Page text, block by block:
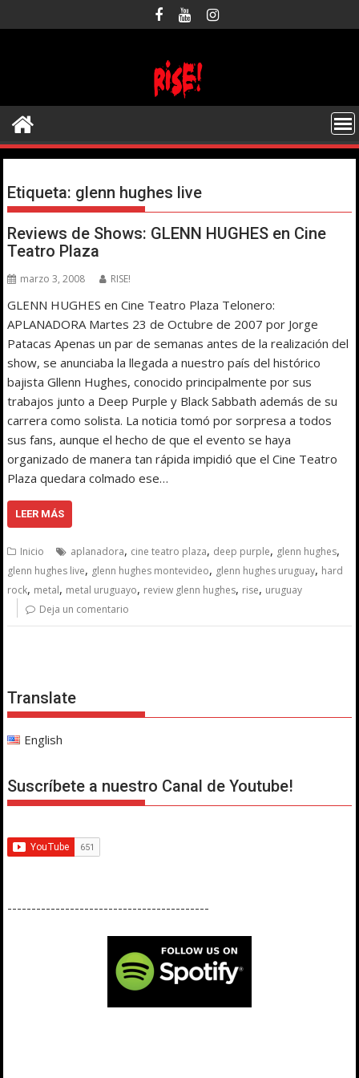
al
Etiqueta: glenn hughes live
Reviews de Shows: GLENN HUGHES en Cine
Teatro Plaza
marzo 3, 2008 RISE!
GLENN HUGHES en Cine Teatro Plaza Telonero:
APLANADORA Martes 23 de Octubre de 2007 por Jorge
Patacas Apenas un par de semanas antes de la realización del
show, se anunciaba la llegada a nuestro país del histórico
bajista Gllenn Hughes, conocido principalmente por sus
trabajos junto a Deep Purple y Black Sabbath además de su
carrera como solista. La noticia tomó por sorpresa a todos
sus fans, aunque el hecho de que el evento se haya
organizado de manera tan rápida impidió que el Cine Teatro
Plaza quedara colmado ese…
LEER MÁS
Inicio aplanadora, cine teatro plaza, deep purple, glenn hughes,
glenn hughes live, glenn hughes montevideo, glenn hughes uruguay, hard
rock, metal, metal uruguayo, review glenn hughes, rise, uruguay
Deja un comentario
Translate
English
Suscríbete a nuestro Canal de Youtube!
------------------------------------------